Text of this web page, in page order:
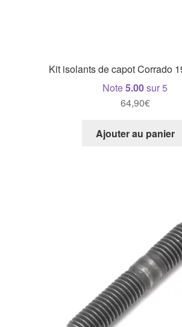
Kit isolants de capot Corrado
Note5.00sur 5
64,90€
Ajouter au panier